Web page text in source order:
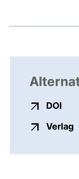
DOI
Verlag